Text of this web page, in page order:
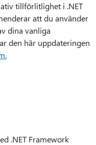
tillförlitlighet i .NET
att du använder
dina vanliga
den här uppdateringen
.NET Framework